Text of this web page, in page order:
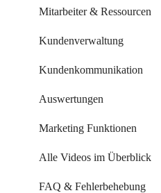
Mitarbeiter & Ressourcen
Kundenverwaltung
Kundenkommunikation
Auswertungen
Marketing Funktionen
Alle Videos im Überblick
FAQ & Fehlerbehebung